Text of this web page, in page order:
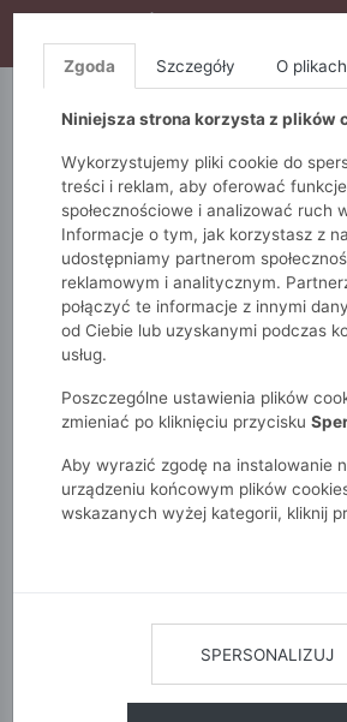
S10), DODATKOWE 15% ZA
5.10.15. QUIOSQUE
Monnari Torby
Lakierowe
Plecak damski z łańcuchem
Zgoda Szczegóły O
Niniejsza strona korzysta z plików
Wykorzystujemy pliki cookie do
treści i reklam, aby oferować funkcje
społecznościowe i analizować ruch
Informacje o tym, jak korzystasz z
udostępniamy partnerom
reklamowym i analitycznym.
połączyć te informacje z innymi
od Ciebie lub uzyskanymi podczas
usług.
Poszczególne ustawienia plików
zmieniać po kliknięciu przycisku
Aby wyrazić zgodę na instalowanie
urządzeniu końcowym plików
wskazanych wyżej kategorii, kliknij
SPERSONALIZUJ